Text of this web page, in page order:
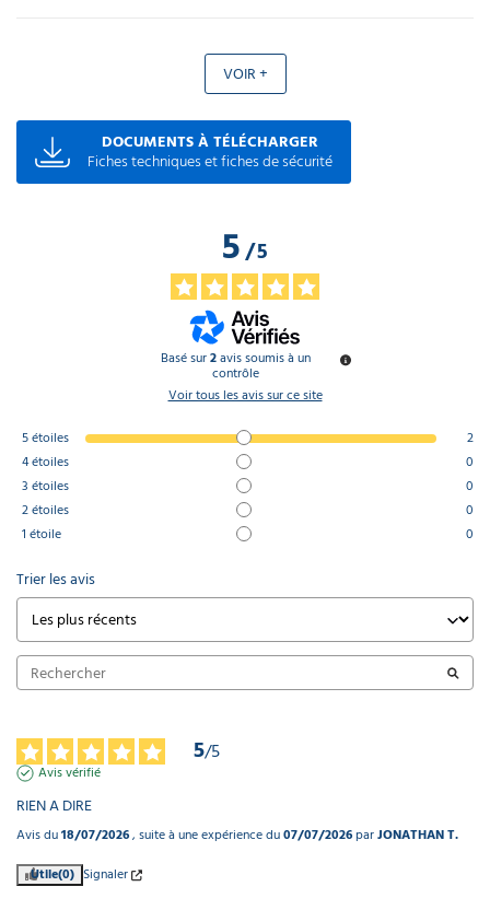
VOIR +
DOCUMENTS À TÉLÉCHARGER
Fiches techniques et fiches de sécurité
5/5
Basé sur2avis soumis à un
contrôle
Voir tous les avis sur ce site
5étoiles
2
4étoiles
0
3 étoiles
0
2étoiles
0
1 étoile 0
Trier les avis
5/5
Avis vérifié
RIEN A DIRE
Avis du18/07/2026, suite à une expérience du07/07/2026parJONATHAN T.
Utile(0) Signaler